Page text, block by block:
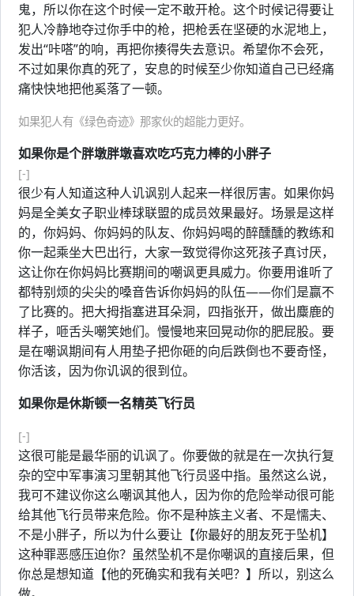
鬼，所以你在这个时候一定不敢开枪。这个时候记得要让
犯人冷静地夺过你手中的枪，把枪丢在坚硬的水泥地上，
发出“咔嗒”的响，再把你揍得失去意识。希望你不会死，
不过如果你真的死了，安息的时候至少你知道自己已经痛
痛快快地把他奚落了一顿。
如果犯人有《绿色奇迹》那家伙的超能力更好。
如果你是个胖墩胖墩喜欢吃巧克力棒的小胖子
[-]
很少有人知道这种人讥讽别人起来一样很厉害。如果你妈
妈是全美女子职业棒球联盟的成员效果最好。场景是这样
的，你妈妈、你妈妈的队友、你妈妈喝的醉醺醺的教练和
你一起乘坐大巴出行，大家一致觉得你这死孩子真讨厌，
这让你在你妈妈比赛期间的嘲讽更具威力。你要用谁听了
都特别烦的尖尖的嗓音告诉你妈妈的队伍——你们是赢不
了比赛的。把大拇指塞进耳朵洞，四指张开，做出麋鹿的
样子，咂舌头嘲笑她们。慢慢地来回晃动你的肥屁股。要
是在嘲讽期间有人用垫子把你砸的向后跌倒也不要奇怪，
你活该，因为你讥讽的很到位。
如果你是休斯顿一名精英飞行员
[-]
这很可能是最华丽的讥讽了。你要做的就是在一次执行复
杂的空中军事演习里朝其他飞行员竖中指。虽然这么说，
我可不建议你这么嘲讽其他人，因为你的危险举动很可能
给其他飞行员带来危险。你不是种族主义者、不是懦夫、
不是小胖子，所以为什么要让【你最好的朋友死于坠机】
这种罪恶感压迫你？虽然坠机不是你嘲讽的直接后果，但
你总是想知道【他的死确实和我有关吧？】所以，别这么